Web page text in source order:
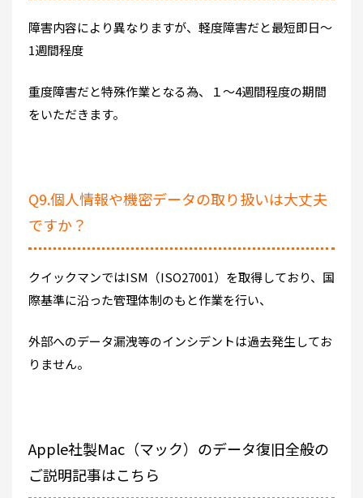
障害内容により異なりますが、軽度障害だと最短即日～
1週間程度
重度障害だと特殊作業となる為、１～4週間程度の期間
をいただきます。
Q9.個人情報や機密データの取り扱いは大丈夫
ですか？
クイックマンではISM（ISO27001）を取得しており、国
際基準に沿った管理体制のもと作業を行い、
外部へのデータ漏洩等のインシデントは過去発生してお
りません。
Apple社製Mac（マック）のデータ復旧全般の
ご説明記事はこちら